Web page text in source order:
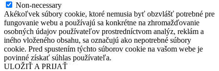
Non-necessary
Akékoľvek súbory cookie, ktoré nemusia byť obzvlášť potrebné pre
fungovanie webu a používajú sa konkrétne na zhromažďovanie
osobných údajov používateľov prostredníctvom analýz, reklám a
iného vloženého obsahu, sa označujú ako nepotrebné súbory
cookie. Pred spustením týchto súborov cookie na vašom webe je
povinné získať súhlas používateľa.
ULOŽIŤ A PRIJAŤ